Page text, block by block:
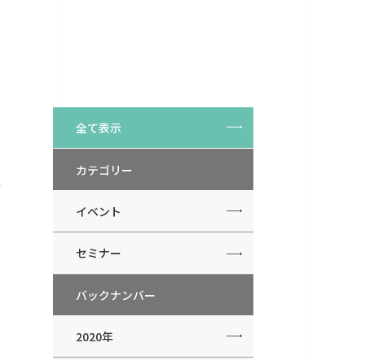
全て表示
カテゴリー
イベント
セミナー
バックナンバー
2020年